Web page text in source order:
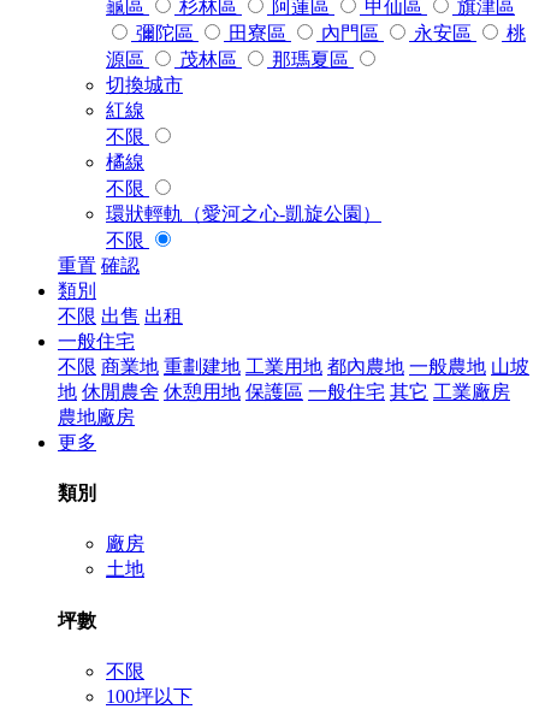
龜區
杉林區 阿蓮區 甲仙區
旗津區
彌陀區
田寮區 內門區 永安區
桃
源區
茂林區
那瑪夏區
切換城市
紅線
不限
橘線
不限
環狀輕軌（愛河之心-凱旋公園）
不限
重置 確認
類別
不限 出售 出租
一般住宅
不限 商業地 重劃建地 工業用地 都內農地 一般農地 山坡
地 休閒農舍 休憩用地 保護區 一般住宅 其它 工業廠房
農地廠房
更多
類別
廠房
土地
坪數
不限
100坪以下